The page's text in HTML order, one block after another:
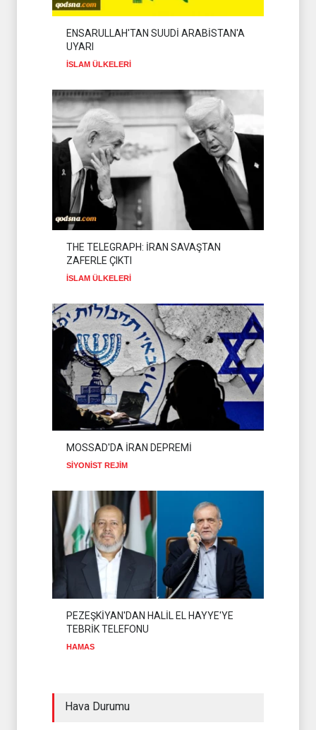
SON DURUMU
DEĞERLENDİRDİ
ENSARULLAH'TAN SUUDİ ARABİSTAN'A
UYARI
İSLAM ÜLKELERİ
THE TELEGRAPH: İRAN SAVAŞTAN
ZAFERLE ÇIKTI
İSLAM ÜLKELERİ
MOSSAD'DA İRAN DEPREMİ
SİYONİST REJİM
PEZEŞKİYAN'DAN HALİL EL HAYYE'YE
TEBRİK TELEFONU
HAMAS
Hava Durumu